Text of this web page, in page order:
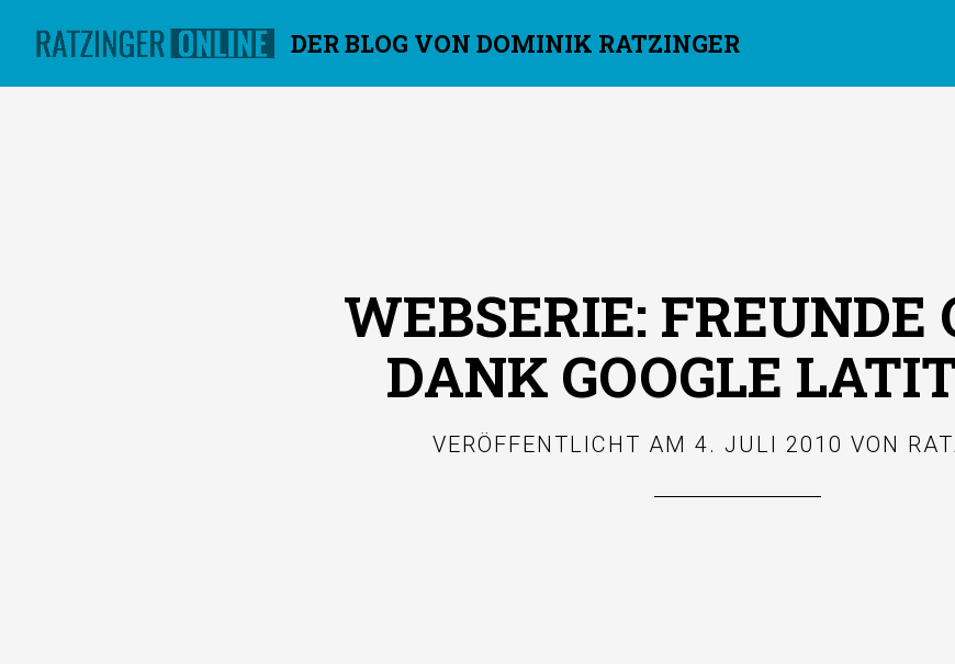
DER BLOG VON DOMINIK RATZINGER
WEBSERIE: FREUNDE
DANK GOOGLE
VERÖFFENTLICHT AM 4. JULI 2010 VON